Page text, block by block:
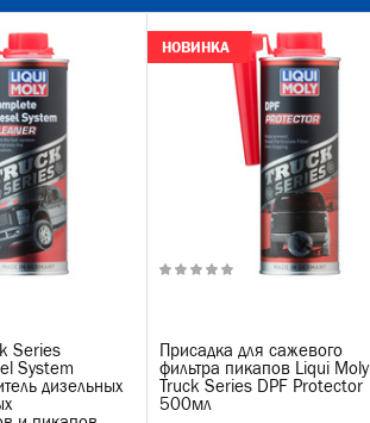
Series
System
дизельных
НОВИНКА
Присадка для сажевого
фильтра пикапов Liqui Moly
Truck Series DPF Protector
500мл